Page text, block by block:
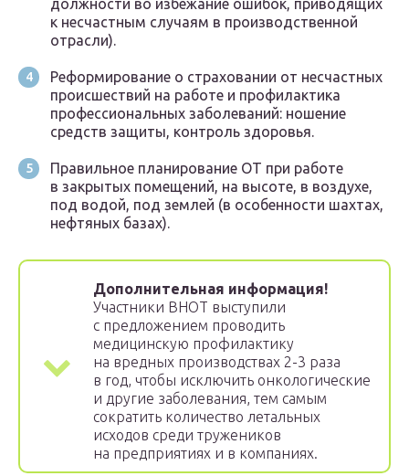
должности во избежание ошибок, приводящих
к несчастным случаям в производственной
отрасли).
Реформирование о страховании от несчастных
происшествий на работе и профилактика
профессиональных заболеваний: ношение
средств защиты, контроль здоровья.
Правильное планирование ОТ при работе
в закрытых помещений, на высоте, в воздухе,
под водой, под землей (в особенности шахтах,
нефтяных базах).
Дополнительная информация!
Участники ВНОТ выступили
с предложением проводить
медицинскую профилактику
на вредных производствах 2-3 раза
в год, чтобы исключить онкологические
и другие заболевания, тем самым
сократить количество летальных
исходов среди тружеников
на предприятиях и в компаниях.